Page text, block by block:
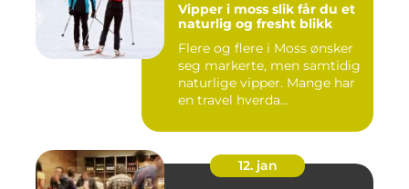
Vipper i moss slik får du et
naturlig og fresht blikk
Flere og flere i Moss ønsker
seg markerte, men samtidig
naturlige vipper. Mange har
en travel hverda...
12. jan